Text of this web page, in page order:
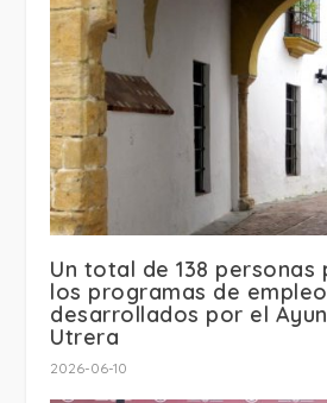
Un total de 138 personas
los programas de
desarrollados por el
Utrera
2026-06-10